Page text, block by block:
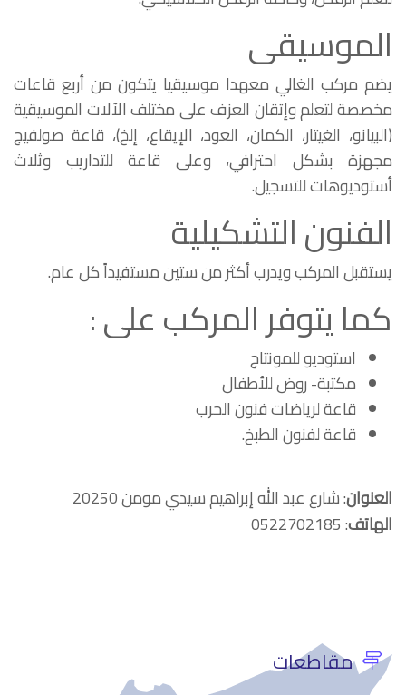
الموسيقى
يضم مركب الغالي معهدا موسيقيا يتكون من أربع قاعات
مخصصة لتعلم وإتقان العزف على مختلف الآلات الموسيقية
(البيانو، الغيتار، الكمان، العود، الإيقاع، إلخ)، قاعة صولفيج
مجهزة بشكل احترافي، وعلى قاعة للتداريب وثلاث
أستوديوهات للتسجيل.
الفنون التشكيلية
يستقبل المركب ويدرب أكثر من ستين مستفيداً كل عام.
كما يتوفر المركب على :
استوديو للمونتاج
مكتبة- روض للأطفال
قاعة لرياضات فنون الحرب
قاعة لفنون الطبخ.
العنوان: شارع عبد الله إبراهيم سيدي مومن 20250
الهاتف: 0522702185
مقاطعات